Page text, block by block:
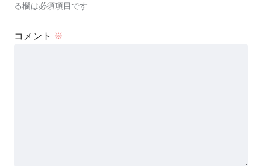
る欄は必須項目です
コメント ※